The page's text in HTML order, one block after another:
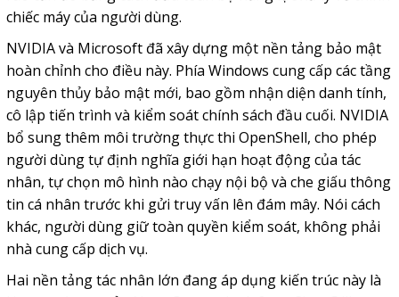
chiếc máy của người dùng.
NVIDIA và Microsoft đã xây dựng một nền tảng bảo mật
hoàn chỉnh cho điều này. Phía Windows cung cấp các tầng
nguyên thủy bảo mật mới, bao gồm nhận diện danh tính,
cô lập tiến trình và kiểm soát chính sách đầu cuối. NVIDIA
bổ sung thêm môi trường thực thi OpenShell, cho phép
người dùng tự định nghĩa giới hạn hoạt động của tác
nhân, tự chọn mô hình nào chạy nội bộ và che giấu thông
tin cá nhân trước khi gửi truy vấn lên đám mây. Nói cách
khác, người dùng giữ toàn quyền kiểm soát, không phải
nhà cung cấp dịch vụ.
Hai nền tảng tác nhân lớn đang áp dụng kiến trúc này là